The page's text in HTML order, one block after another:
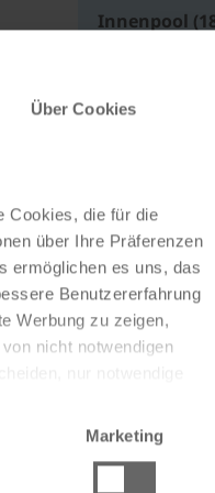
Über Cookies
Cookies, die für die
über Ihre Präferenzen
ermöglichen es uns, das
Benutzererfahrung
Werbung zu zeigen,
nicht notwendigen
Marketing
Innenpool
Sauna, Bio-
Blockhaus-
Ruheräume
Mahlastraße 1
76829 Landau
Deutschland